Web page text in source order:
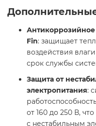
Fin: защищает
воздействия
срок службы
Защита от
электропитания:
от 160 до 250 В,
с нестабильным